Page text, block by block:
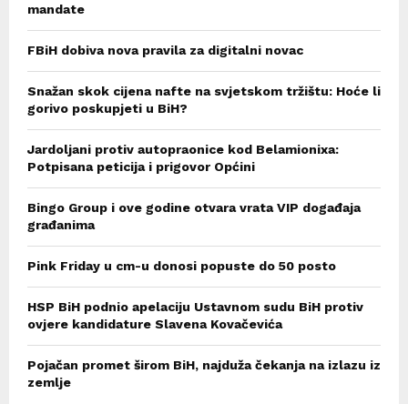
mandate
FBiH dobiva nova pravila za digitalni novac
Snažan skok cijena nafte na svjetskom tržištu: Hoće li
gorivo poskupjeti u BiH?
Jardoljani protiv autopraonice kod Belamionixa:
Potpisana peticija i prigovor Općini
Bingo Group i ove godine otvara vrata VIP događaja
građanima
Pink Friday u cm-u donosi popuste do 50 posto
HSP BiH podnio apelaciju Ustavnom sudu BiH protiv
ovjere kandidature Slavena Kovačevića
Pojačan promet širom BiH, najduža čekanja na izlazu iz
zemlje